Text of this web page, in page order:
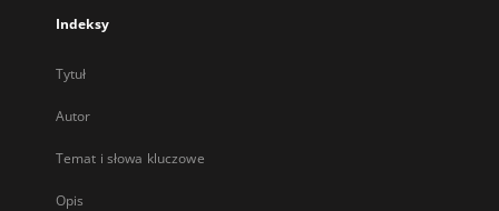
Indeksy
Tytuł
Autor
Temat i słowa kluczowe
Opis